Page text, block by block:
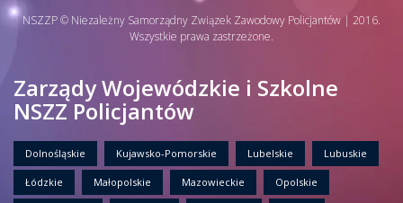
NSZZP © Niezależny Samorządny Związek Zawodowy Policjantów | 2016.
Wszystkie prawa zastrzeżone.
Zarządy Wojewódzkie i Szkolne
NSZZ Policjantów
Dolnośląskie Kujawsko-Pomorskie Lubelskie Lubuskie
Łódzkie Małopolskie Mazowieckie Opolskie